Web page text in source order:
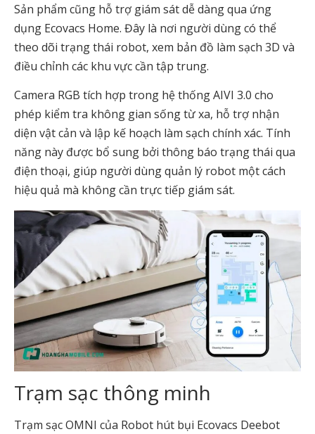
Sản phẩm cũng hỗ trợ giám sát dễ dàng qua ứng
dụng Ecovacs Home. Đây là nơi người dùng có thể
theo dõi trạng thái robot, xem bản đồ làm sạch 3D và
điều chỉnh các khu vực cần tập trung.
Camera RGB tích hợp trong hệ thống AIVI 3.0 cho
phép kiểm tra không gian sống từ xa, hỗ trợ nhận
diện vật cản và lập kế hoạch làm sạch chính xác. Tính
năng này được bổ sung bởi thông báo trạng thái qua
điện thoại, giúp người dùng quản lý robot một cách
hiệu quả mà không cần trực tiếp giám sát.
Trạm sạc thông minh
Trạm sạc OMNI của Robot hút bụi Ecovacs Deebot